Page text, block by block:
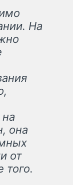
На
она
от
того.